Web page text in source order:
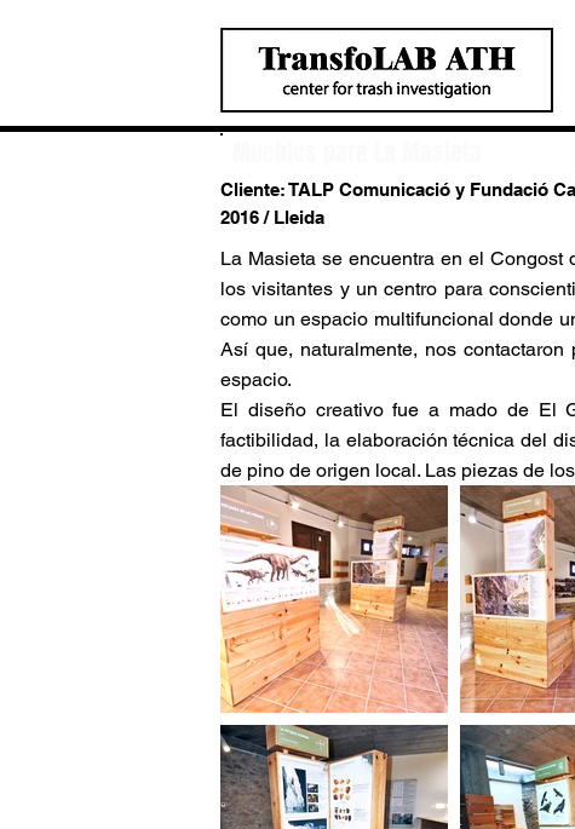
Cliente: TALP Comunicació y Fundació
2016 / Lleida
La Masieta se encuentra en el
los visitantes y un centro para
como un espacio multifuncional donde
Así que, naturalmente, nos
espacio.
El diseño creativo fue a mado de El
factibilidad, la elaboración técnica del
de pino de origen local. Las piezas de